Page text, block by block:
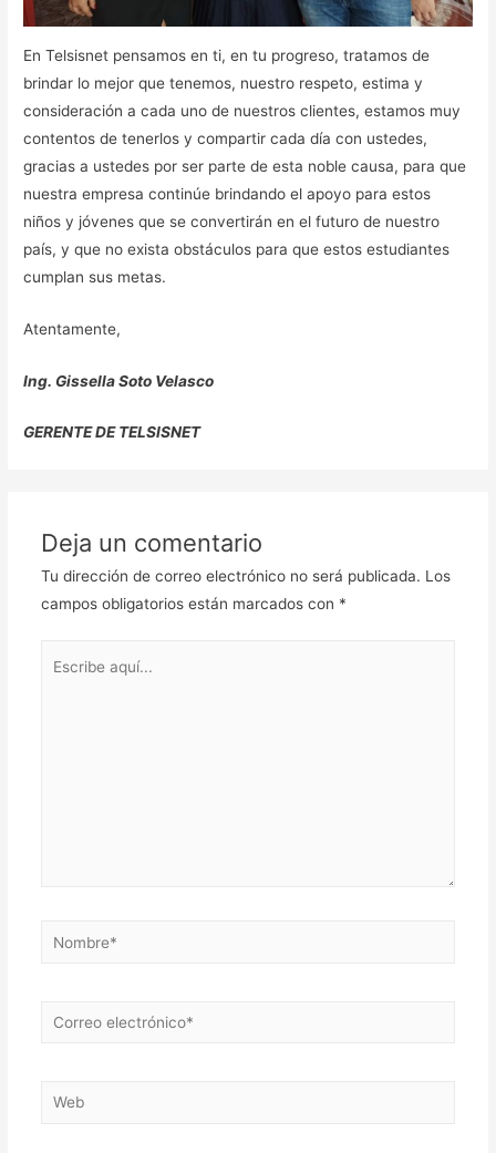
En Telsisnet pensamos en ti, en tu progreso, tratamos de
brindar lo mejor que tenemos, nuestro respeto, estima y
consideración a cada uno de nuestros clientes, estamos muy
contentos de tenerlos y compartir cada día con ustedes,
gracias a ustedes por ser parte de esta noble causa, para que
nuestra empresa continúe brindando el apoyo para estos
niños y jóvenes que se convertirán en el futuro de nuestro
país, y que no exista obstáculos para que estos estudiantes
cumplan sus metas.
Atentamente,
Ing. Gissella Soto Velasco
GERENTE DE TELSISNET
Deja un comentario
Tu dirección de correo electrónico no será publicada. Los
campos obligatorios están marcados con *